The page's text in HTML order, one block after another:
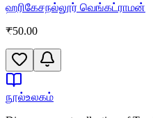
ஹரிகேசநல்லூர் வெங்கட்ராமன்
₹50.00
நூல்உலகம்